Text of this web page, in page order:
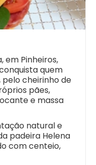
em Pinheiros,
quem
cheirinho de
pães,
e massa
natural e
padeira Helena
com centeio,